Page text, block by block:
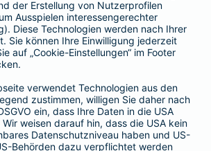
Tierversicherungen
Haftpflichtversicherung
Hausratversicherung
Adresse ändern
Schaden melden
Kilometerstandsmeldung
Serviceübersicht